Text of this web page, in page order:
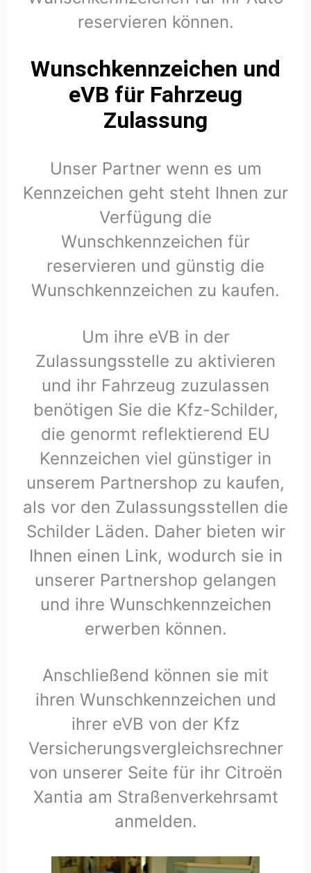
reservieren können.
Wunschkennzeichen und
eVB für Fahrzeug
Zulassung
Unser Partner wenn es um
Kennzeichen geht steht Ihnen zur
Verfügung die
Wunschkennzeichen für
reservieren und günstig die
Wunschkennzeichen zu kaufen.
Um ihre eVB in der
Zulassungsstelle zu aktivieren
und ihr Fahrzeug zuzulassen
benötigen Sie die Kfz-Schilder,
die genormt reflektierend EU
Kennzeichen viel günstiger in
unserem Partnershop zu kaufen,
als vor den Zulassungsstellen die
Schilder Läden. Daher bieten wir
Ihnen einen Link, wodurch sie in
unserer Partnershop gelangen
und ihre Wunschkennzeichen
erwerben können.
Anschließend können sie mit
ihren Wunschkennzeichen und
ihrer eVB von der Kfz
Versicherungsvergleichsrechner
von unserer Seite für ihr Citroën
Xantia am Straßenverkehrsamt
anmelden.